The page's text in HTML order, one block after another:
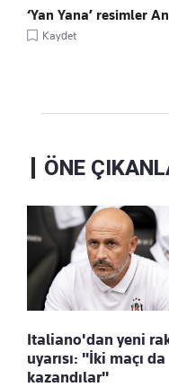
‘Yan Yana’ resimler
Kaydet
ÖNE
Italiano'dan yeni
uyarısı: "İki maçı da
kazandılar"